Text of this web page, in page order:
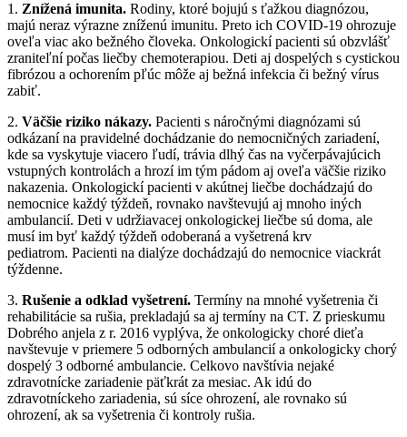
1. Znížená imunita. Rodiny, ktoré bojujú s ťažkou diagnózou,
majú neraz výrazne zníženú imunitu. Preto ich COVID-19 ohrozuje
oveľa viac ako bežného človeka. Onkologickí pacienti sú obzvlášť
zraniteľní počas liečby chemoterapiou. Deti aj dospelých s cystickou
fibrózou a ochorením pľúc môže aj bežná infekcia či bežný vírus
zabiť.
2. Väčšie riziko nákazy. Pacienti s náročnými diagnózami sú
odkázaní na pravidelné dochádzanie do nemocničných zariadení,
kde sa vyskytuje viacero ľudí, trávia dlhý čas na vyčerpávajúcich
vstupných kontrolách a hrozí im tým pádom aj oveľa väčšie riziko
nakazenia. Onkologickí pacienti v akútnej liečbe dochádzajú do
nemocnice každý týždeň, rovnako navštevujú aj mnoho iných
ambulancií. Deti v udržiavacej onkologickej liečbe sú doma, ale
musí im byť každý týždeň odoberaná a vyšetrená krv
pediatrom. Pacienti na dialýze dochádzajú do nemocnice viackrát
týždenne.
3. Rušenie a odklad vyšetrení. Termíny na mnohé vyšetrenia či
rehabilitácie sa rušia, prekladajú sa aj termíny na CT. Z prieskumu
Dobrého anjela z r. 2016 vyplýva, že onkologicky choré dieťa
navštevuje v priemere 5 odborných ambulancií a onkologicky chorý
dospelý 3 odborné ambulancie. Celkovo navštívia nejaké
zdravotnícke zariadenie päťkrát za mesiac. Ak idú do
zdravotníckeho zariadenia, sú síce ohrození, ale rovnako sú
ohrození, ak sa vyšetrenia či kontroly rušia.